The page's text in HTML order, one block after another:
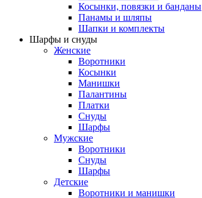
Косынки, повязки и банданы
Панамы и шляпы
Шапки и комплекты
Шарфы и снуды
Женские
Воротники
Косынки
Манишки
Палантины
Платки
Снуды
Шарфы
Мужские
Воротники
Снуды
Шарфы
Детские
Воротники и манишки